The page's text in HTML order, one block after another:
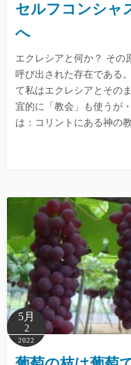
セルフコンシャ
へ
エクレシアと何か？ その
呼び出された存在である
て私はエクレシアとその
宜的に「教会」も使うが
は：コリントにある神の
5月
2
2022